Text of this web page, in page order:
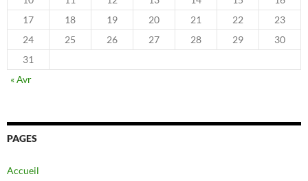
17
18 19 20 21 22
23
24
25 26 27 28 29
30
31
« Avr
PAGES
Accueil